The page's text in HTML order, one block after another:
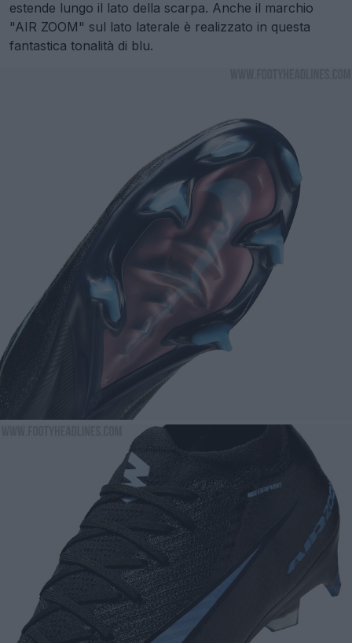
estende lungo il lato della scarpa. Anche il marchio
"AIR ZOOM" sul lato laterale è realizzato in questa
fantastica tonalità di blu.